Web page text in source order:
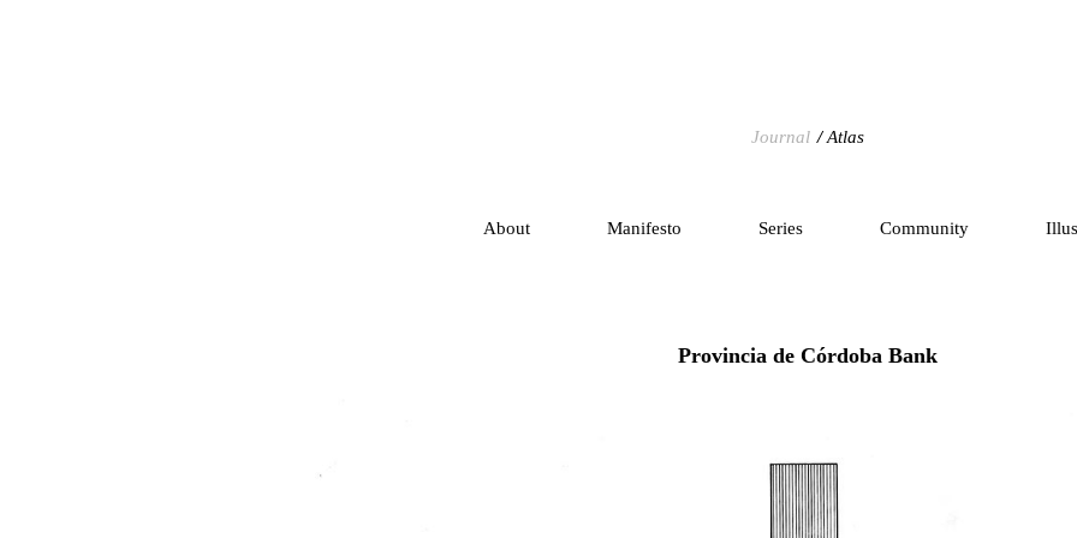
Journal Atlas
About Manifesto Series Community
Provincia de Córdoba Bank